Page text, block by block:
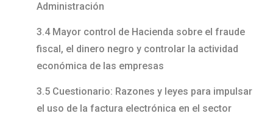
Administración
3.4 Mayor control de Hacienda sobre el fraude
fiscal, el dinero negro y controlar la actividad
económica de las empresas
3.5 Cuestionario: Razones y leyes para impulsar
el uso de la factura electrónica en el sector